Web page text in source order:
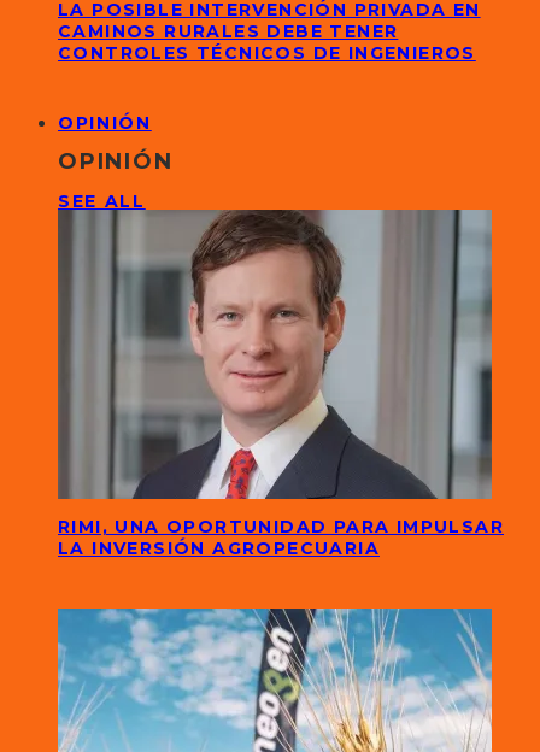
LA POSIBLE INTERVENCIÓN PRIVADA EN
CAMINOS RURALES DEBE TENER
CONTROLES TÉCNICOS DE INGENIEROS
OPINIÓN
OPINIÓN
SEE ALL
RIMI, UNA OPORTUNIDAD PARA IMPULSAR
LA INVERSIÓN AGROPECUARIA